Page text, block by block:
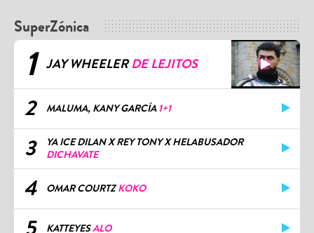
SuperZónica
1 JAY WHEELERDE LEJITOS
2 MALUMA, KANY GARCÍA 1+1
3
YA ICE DILAN X REY TONY X HELABUSADOR
DICHAVATE
4 OMAR COURTZKOKO
KATTEYESALO